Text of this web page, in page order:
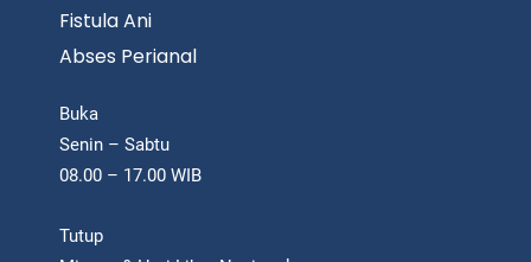
Fistula Ani
Abses Perianal
Buka
Senin – Sabtu
08.00 – 17.00 WIB
Tutup